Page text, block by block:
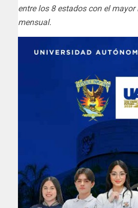
entre los 8 estados con el
mensual.